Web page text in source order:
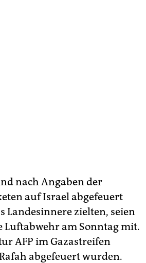
nach Angaben der
auf Israel abgefeuert
Landesinnere zielten, seien
Luftabwehr am Sonntag mit.
AFP im Gazastreifen
abgefeuert wurden.